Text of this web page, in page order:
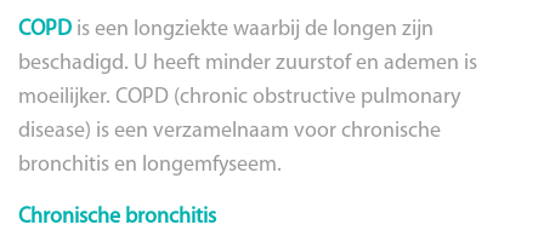
COPD is een longziekte waarbij de longen zijn
beschadigd. U heeft minder zuurstof en ademen is
moeilijker. COPD (chronic obstructive pulmonary
disease) is een verzamelnaam voor chronische
bronchitis en longemfyseem.
Chronische bronchitis